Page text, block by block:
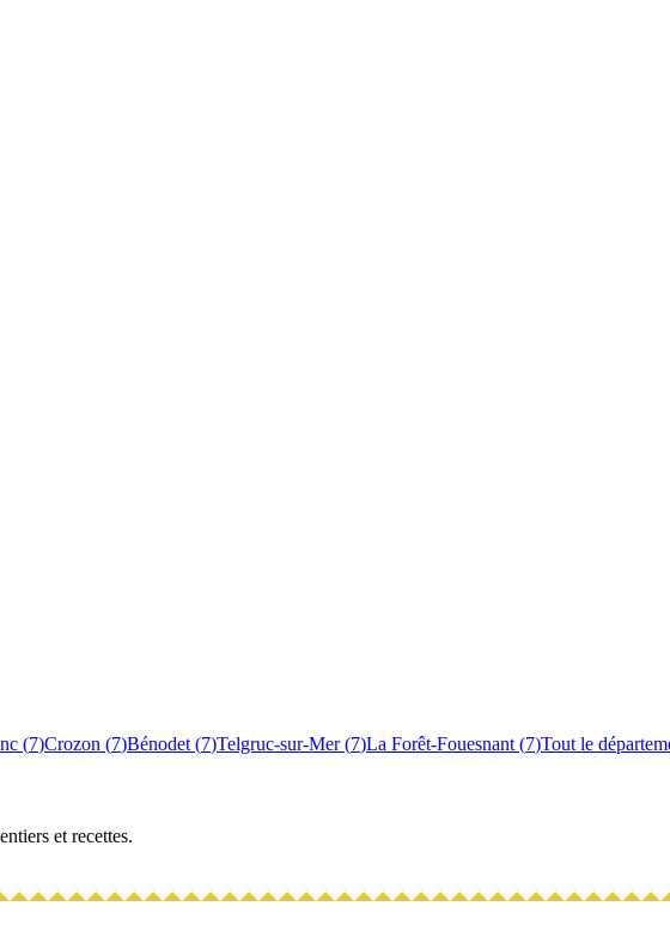
(7)Crozon (7)Bénodet (7)Telgruc-sur-Mer(7)La Forêt-Fouesnant (7)Tout le
et recettes.